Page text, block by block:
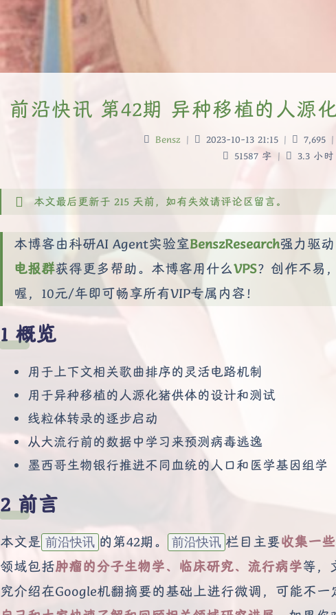
前沿快讯 第42期 异种移植的人源
Bensz | 2023-10-13 21:15 | 7,695 |
51587 字 | 3.3 小时
本文最后更新于 215 天前，如有失效请评论区留言。
本博客由科研AI Agent实验室BenszResearch强力驱
电报群获得更多帮助。本博客用什么VPS？创作不易
喔，10元/年即可畅享所有VIP专属内容！
概览
用于上下文相关歌曲排序的灵活电路机制
用于异种移植的人源化猪供体的设计和测试
线粒体转录的逐步启动
从大流行前的数据中学习来预测病毒逃逸
墨西哥生物银行推进不同血统的人口和医学基因组学
前言
本文是 前沿快讯 的第42期。 前沿快讯 栏目主要收集一
领域包括肿瘤的分子生物学、临床研究、流行病学等，
究介绍在Google机翻摘要的基础上进行微调，可能不